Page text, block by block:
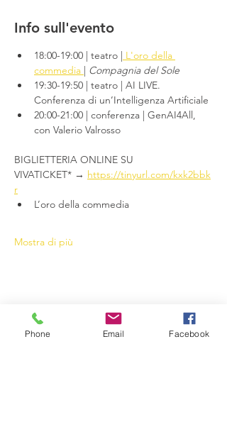
Info sull'evento
18:00-19:00 | teatro | L'oro della
commedia | Compagnia del Sole
19:30-19:50 | teatro | AI LIVE.
Conferenza di un’Intelligenza Artificiale
20:00-21:00 | conferenza | GenAI4All,
con Valerio Valrosso
BIGLIETTERIA ONLINE SU
VIVATICKET* → https://tinyurl.com/kxk2bbk
r
L’oro della commedia
Mostra di più
Condividi questo evento
Phone Email Facebook